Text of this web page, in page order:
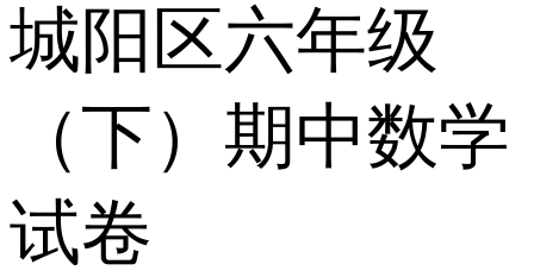
城阳区六年级
（下）期中数学
试卷